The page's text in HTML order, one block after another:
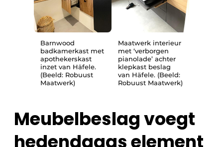
Barnwood
badkamerkast met
apothekerskast
inzet van Häfele.
(Beeld: Robuust
Maatwerk)
Maatwerk interieur
met ‘verborgen
pianolade’ achter
klepkast beslag
van Häfele. (Beeld:
Robuust Maatwerk)
Meubelbeslag voegt
hedendaags element